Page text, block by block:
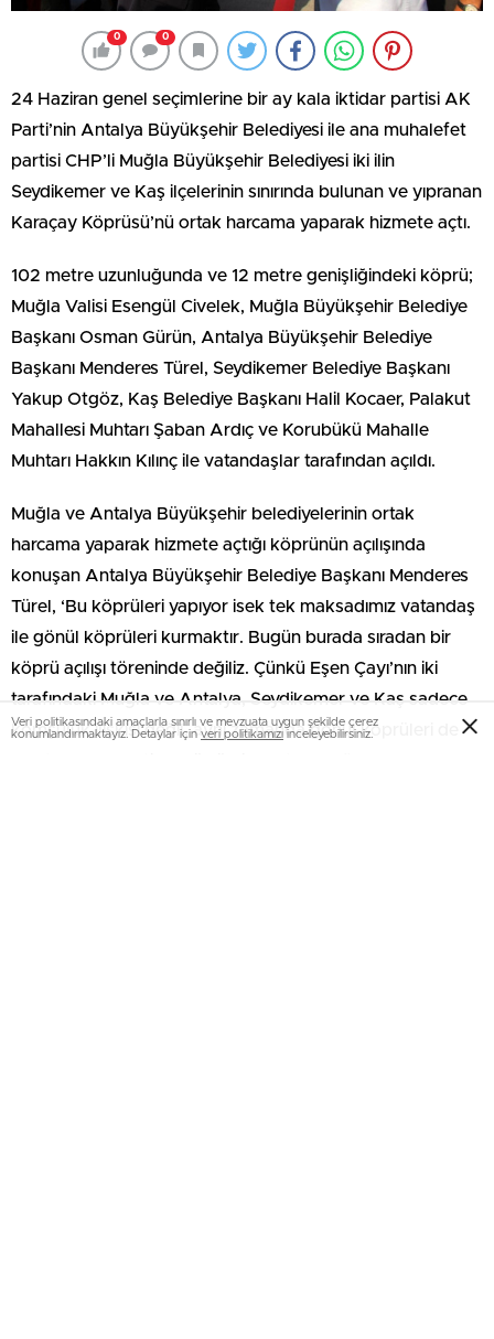
0 0
24 Haziran genel seçimlerine bir ay kala iktidar partisi AK
Parti’nin Antalya Büyükşehir Belediyesi ile ana muhalefet
partisi CHP’li Muğla Büyükşehir Belediyesi iki ilin
Seydikemer ve Kaş ilçelerinin sınırında bulunan ve yıpranan
Karaçay Köprüsü’nü ortak harcama yaparak hizmete açtı.
102 metre uzunluğunda ve 12 metre genişliğindeki köprü;
Muğla Valisi Esengül Civelek, Muğla Büyükşehir Belediye
Başkanı Osman Gürün, Antalya Büyükşehir Belediye
Başkanı Menderes Türel, Seydikemer Belediye Başkanı
Yakup Otgöz, Kaş Belediye Başkanı Halil Kocaer, Palakut
Mahallesi Muhtarı Şaban Ardıç ve Korubükü Mahalle
Muhtarı Hakkın Kılınç ile vatandaşlar tarafından açıldı.
Muğla ve Antalya Büyükşehir belediyelerinin ortak
harcama yaparak hizmete açtığı köprünün açılışında
konuşan Antalya Büyükşehir Belediye Başkanı Menderes
Türel, ‘Bu köprüleri yapıyor isek tek maksadımız vatandaş
ile gönül köprüleri kurmaktır. Bugün burada sıradan bir
köprü açılışı töreninde değiliz. Çünkü Eşen Çayı’nın iki
tarafındaki Muğla ve Antalya, Seydikemer ve Kaş sadece
komşuluk ilişkisi değil, aynı zamanda gönül köprüleri de
Veri politikasındaki amaçlarla sınırlı ve mevzuata uygun şekilde çerez
konumlandırmaktayız. Detaylar için veri politikamızı inceleyebilirsiniz.